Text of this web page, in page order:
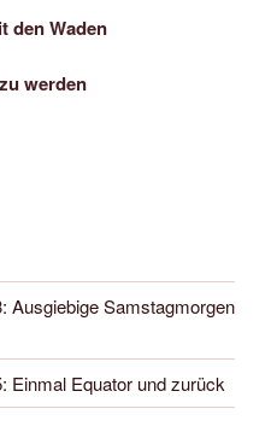
den Waden
werden
Ausgiebige Samstagmorgen
Einmal Equator und zurück